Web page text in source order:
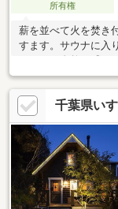
所有権
薪を並べて火を焚き
すます。サウナに入
テルである。家族や
たっていい。何をし
出す時代のあたらし
千葉県い